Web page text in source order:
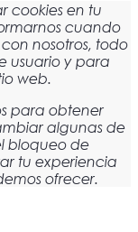
cookies en tu
cuando
nosotros, todo
usuario y para
web.
para obtener
algunas de
bloqueo de
tu experiencia
ofrecer.